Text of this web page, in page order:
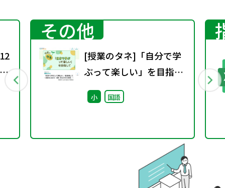
その他
[授業のタネ]「自分で学
ぶって楽しい」を目指し
て~国語科における「児
童に委ねる学びの実践」
小 国語